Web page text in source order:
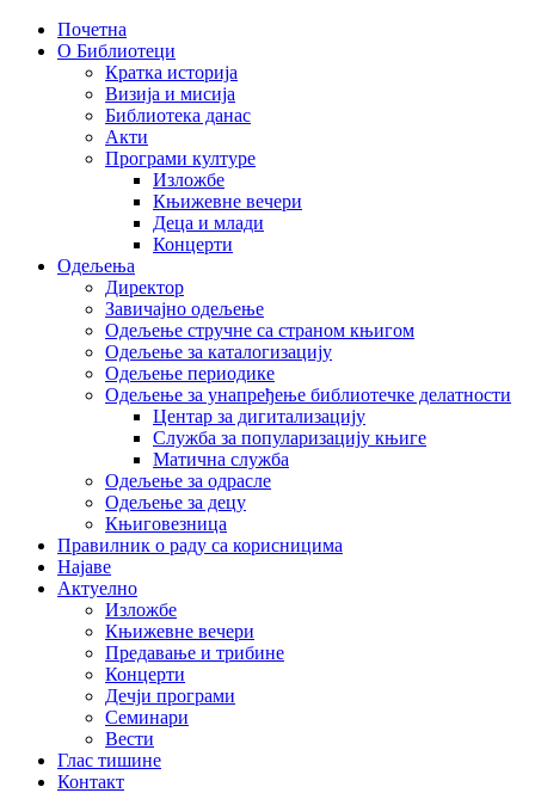
Почетна
О Библиотеци
Кратка историја
Визија и мисија
Библиотека данас
Акти
Програми културе
Изложбе
Књижевне вечери
Деца и млади
Концерти
Одељења
Директор
Завичајно одељење
Одељење стручне са страном књигом
Одељење за каталогизацију
Одељење периодике
Одељење за унапређење библиотечке делатности
Центар за дигитализацију
Служба за популаризацију књиге
Матична служба
Одељење за одрасле
Одељење за децу
Књиговезница
Правилник о раду са корисницима
Најаве
Актуелно
Изложбе
Књижевне вечери
Предавање и трибине
Концерти
Дечји програми
Семинари
Вести
Глас тишине
Контакт